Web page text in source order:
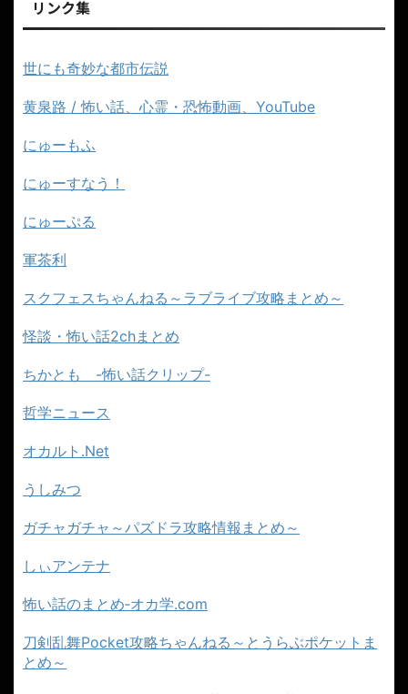
リンク集
世にも奇妙な都市伝説
黄泉路 / 怖い話、心霊・恐怖動画、YouTube
にゅーもふ
にゅーすなう！
にゅーぷる
軍茶利
スクフェスちゃんねる～ラブライブ攻略まとめ～
怪談・怖い話2chまとめ
ちかとも -怖い話クリップ-
哲学ニュース
オカルト.Net
うしみつ
ガチャガチャ～パズドラ攻略情報まとめ～
しぃアンテナ
怖い話のまとめ‐オカ学.com
刀剣乱舞Pocket攻略ちゃんねる～とうらぶポケットま
とめ～